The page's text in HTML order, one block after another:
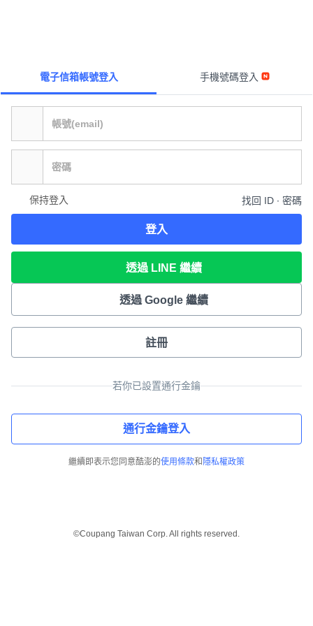
電子信箱帳號登入 手機號碼登入
保持登入 找回 ID ∙ 密碼
登入
透過 LINE 繼續
透過 Google 繼續
註冊
若你已設置通行金鑰
通行金鑰登入
繼續即表示您同意酷澎的使用條款和 隱私權政策
©Coupang Taiwan Corp. All rights reserved.